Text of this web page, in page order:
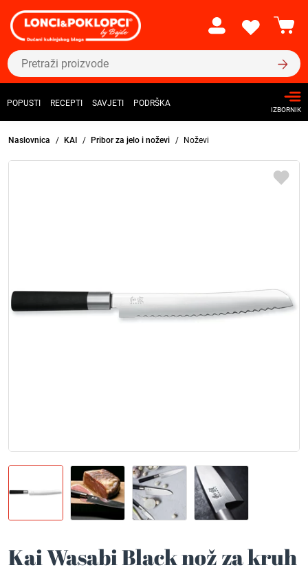
POPUSTI RECEPTI SAVJETI PODRŠKA
IZBORNIK
Naslovnica KAI Pribor za jelo i noževi Noževi
Kai Wasabi Black nož za kruh